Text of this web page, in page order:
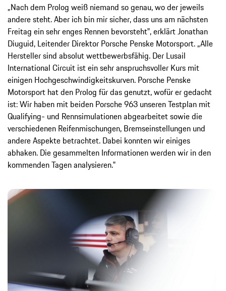
„Nach dem Prolog weiß niemand so genau, wo der jeweils
andere steht. Aber ich bin mir sicher, dass uns am nächsten
Freitag ein sehr enges Rennen bevorsteht‟, erklärt Jonathan
Diuguid, Leitender Direktor Porsche Penske Motorsport. „Alle
Hersteller sind absolut wettbewerbsfähig. Der Lusail
International Circuit ist ein sehr anspruchsvoller Kurs mit
einigen Hochgeschwindigkeitskurven. Porsche Penske
Motorsport hat den Prolog für das genutzt, wofür er gedacht
ist: Wir haben mit beiden Porsche 963 unseren Testplan mit
Qualifying- und Rennsimulationen abgearbeitet sowie die
verschiedenen Reifenmischungen, Bremseinstellungen und
andere Aspekte betrachtet. Dabei konnten wir einiges
abhaken. Die gesammelten Informationen werden wir in den
kommenden Tagen analysieren.‟